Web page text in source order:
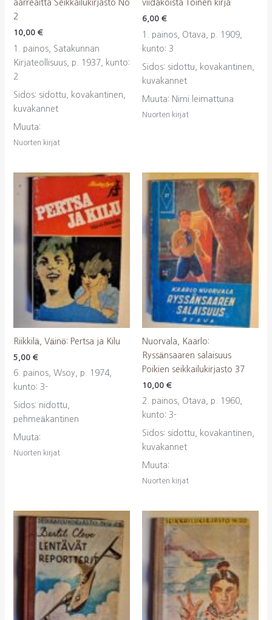
aarreaitta Seikkailukirjasto No
2
10,00 €
1. painos, Satakunnan
Kirjateollisuus, p. 1937, kunto:
2
Sidos: sidottu, kovakantinen,
kuvakannet
Muuta:
Nuorten kirjat
viidakoista Toinen kirja
6,00 €
1. painos, Otava, p. 1909,
kunto: 3
Sidos: sidottu, kovakantinen,
kuvakannet
Muuta: Nimi leimattuna
Nuorten kirjat
Riikkilä, Väinö: Pertsa ja Kilu
5,00 €
6. painos, Wsoy, p. 1974,
kunto: 3-
Sidos: nidottu,
pehmeäkantinen
Muuta:
Nuorten kirjat
Nuorvala, Kaarlo:
Ryssänsaaren salaisuus
Poikien seikkailukirjasto 37
10,00 €
2. painos, Otava, p. 1960,
kunto: 3-
Sidos: sidottu, kovakantinen,
kuvakannet
Muuta:
Nuorten kirjat